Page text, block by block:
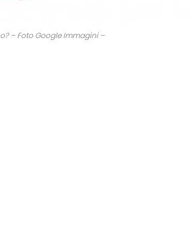
– Foto Google Immagini –